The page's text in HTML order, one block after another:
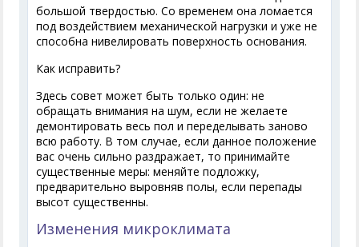
большой твердостью. Со временем она ломается
под воздействием механической нагрузки и уже не
способна нивелировать поверхность основания.
Как исправить?
Здесь совет может быть только один: не
обращать внимания на шум, если не желаете
демонтировать весь пол и переделывать заново
всю работу. В том случае, если данное положение
вас очень сильно раздражает, то принимайте
существенные меры: меняйте подложку,
предварительно выровняв полы, если перепады
высот существенны.
Изменения микроклимата